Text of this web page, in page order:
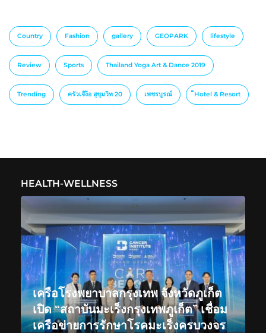
Country Fashion gallery GEOPARK lifestyle
Review Sports Thailand Yoga Art & Dance 2019
Trending ครัวเจ๊ง้อ สุขุมวิท 20 เพชรบูรณ์ ็Hotel & Resort
HEALTH-WELLNESS
เครือโรงพยาบาลกรุงเทพ จังหวัดภูเก็ต
เปิด “สถาบันมะเร็งกรุงเทพภูเก็ต” เชื่อม
เครือข่ายการรักษาโรคมะเร็งครบวงจร